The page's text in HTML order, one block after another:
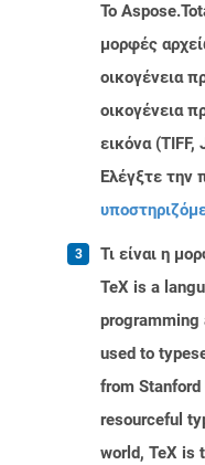
Το
μορφές
οικογένεια
οικογένεια
εικόνα (TIFF,
Ελέγξτε την
Τι είναι η
TeX is a
programming
used to
from
resourceful
world, TeX is